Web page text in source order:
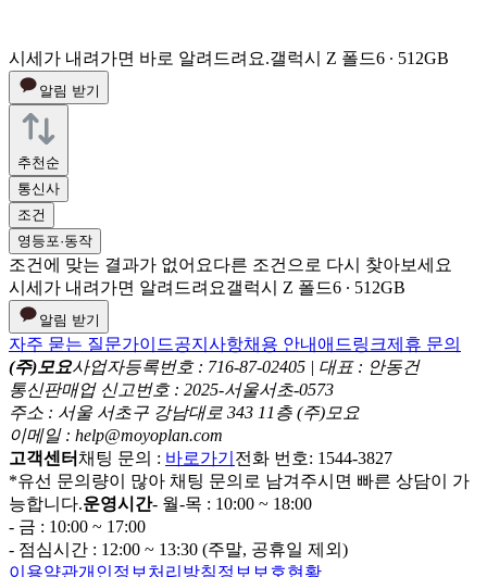
시세가 내려가면 바로 알려드려요.갤럭시 Z 폴드6 ∙ 512GB
알림 받기
추천순
통신사
조건
영등포·동작
조건에 맞는 결과가 없어요다른 조건으로 다시 찾아보세요
시세가 내려가면 알려드려요갤럭시 Z 폴드6 ∙ 512GB
알림 받기
자주 묻는 질문가이드공지사항채용 안내 애드링크제휴 문의
(주)모요사업자등록번호 : 716-87-02405 | 대표 : 안동건
통신판매업 신고번호 : 2025-서울서초-0573
주소 : 서울 서초구 강남대로 343 11층 (주)모요
이메일 : help@moyoplan.com
고객센터 채팅 문의 : 바로가기 전화 번호: 1544-3827
*유선 문의량이 많아 채팅 문의로 남겨주시면 빠른 상담이 가
능합니다.운영시간- 월-목 : 10:00 ~ 18:00
- 금 : 10:00 ~ 17:00
- 점심시간 : 12:00 ~ 13:30 (주말, 공휴일 제외)
이용약관개인정보처리방침정보보호현황